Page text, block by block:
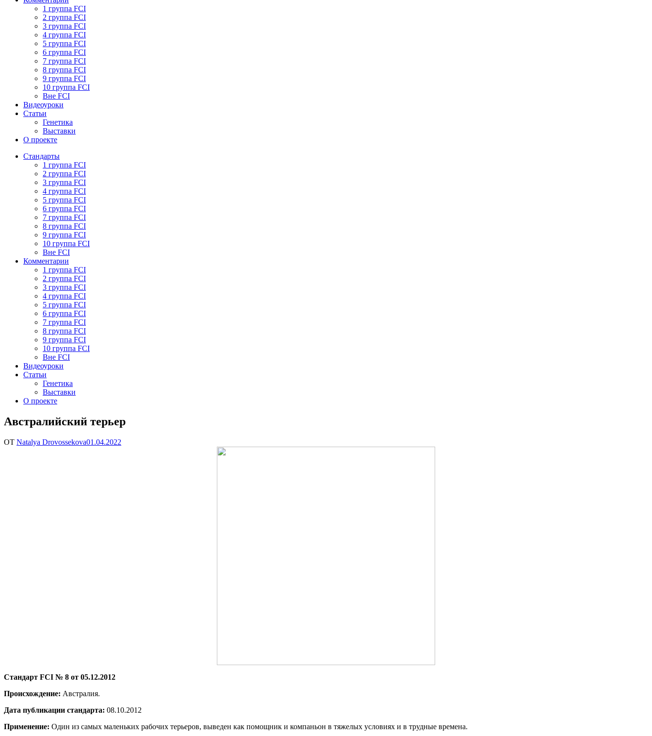
1 группа FCI
2 группа FCI
3 группа FCI
4 группа FCI
5 группа FCI
6 группа FCI
7 группа FCI
8 группа FCI
9 группа FCI
10 группа FCI
Вне FCI
Видеоуроки
Статьи
Генетика
Выставки
О проекте
Стандарты
1 группа FCI
2 группа FCI
3 группа FCI
4 группа FCI
5 группа FCI
6 группа FCI
7 группа FCI
8 группа FCI
9 группа FCI
10 группа FCI
Вне FCI
Комментарии
1 группа FCI
2 группа FCI
3 группа FCI
4 группа FCI
5 группа FCI
6 группа FCI
7 группа FCI
8 группа FCI
9 группа FCI
10 группа FCI
Вне FCI
Видеоуроки
Статьи
Генетика
Выставки
О проекте
Австралийский терьер
ОТ Natalya Drovossekova01.04.2022
Стандарт FCI № 8 от 05.12.2012
Происхождение: Австралия.
Дата публикации стандарта: 08.10.2012
Применение: Один из самых маленьких рабочих терьеров, выведен как помощник и компаньон в тяжелых условиях и в трудные времена.